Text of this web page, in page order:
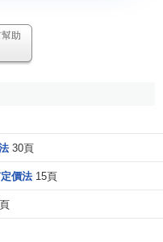
助
30頁
價法 15頁